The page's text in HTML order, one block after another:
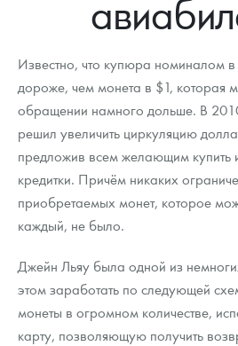
Золотой червонец Сеятель
Аксессуары
Гарри Поттер
Год Лошади
Флот: ледоколы и корабли
Ювелирные изделия
Русская нумизматика
Памятка для работы с монетами из
Условия возврата
Монеты
Политика конфиденциальности
Положение по обработке и защите
Распродажа монет и жетонов
Итоги 2025 года. Прогноз курсов
Скупка слитков
Наши преимущества
Пресс-служба
Известно, что купюра номиналом
дороже, чем монета в $1, которая
обращении намного дольше. В
решил увеличить циркуляцию
предложив всем желающим купить
кредитки. Причём никаких
приобретаемых монет, которое
каждый, не было.
Джейн Льяу была одной из
этом заработать по следующей
монеты в огромном количестве,
карту, позволяющую получить